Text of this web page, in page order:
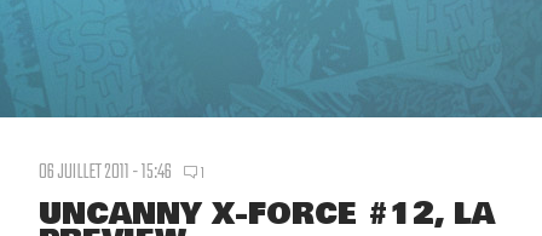
06 JUILLET 2011 - 15:46 1
UNCANNY X-FORCE #12, LA